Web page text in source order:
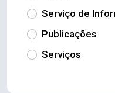
Serviço de
Publicações
Serviços